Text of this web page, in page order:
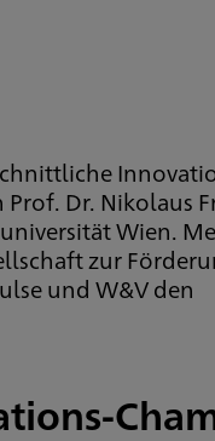
Dr. Nikolaus
Wien.
zur
und W&V den